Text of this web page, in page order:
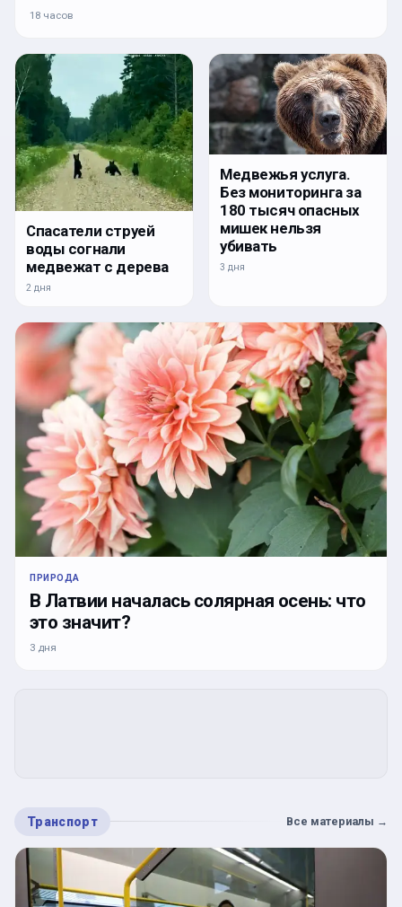
18 часов
Спасатели струей
воды согнали
медвежат с дерева
2 дня
Медвежья услуга.
Без мониторинга за
180 тысяч опасных
мишек нельзя
убивать
3 дня
ПРИРОДА
В Латвии началась солярная осень: что
это значит?
3 дня
Транспорт Все материалы →